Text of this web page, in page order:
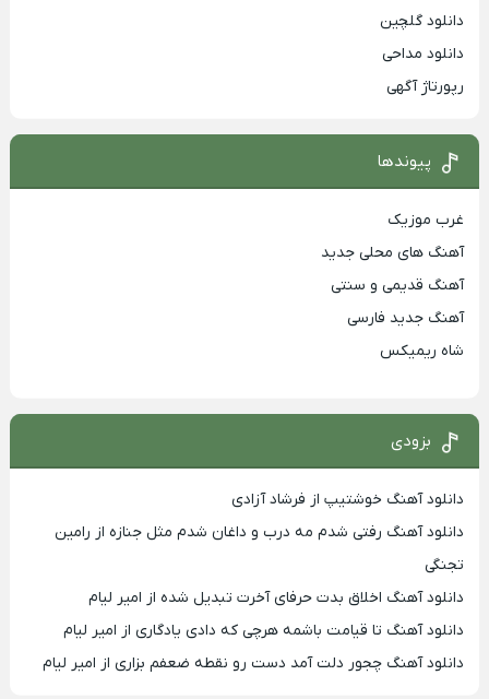
دانلود گلچین
دانلود مداحی
رپورتاژ آگهی
پیوندها
غرب موزیک
آهنگ های محلی جدید
آهنگ قدیمی و سنتی
آهنگ جدید فارسی
شاه ریمیکس
بزودی
دانلود آهنگ خوشتیپ از فرشاد آزادی
دانلود آهنگ رفتی شدم مه درب و داغان شدم مثل جنازه از رامین
تجنگی
دانلود آهنگ اخلاق بدت حرفای آخرت تبدیل شده از امیر لیام
دانلود آهنگ تا قیامت باشمه هرچی که دادی یادگاری از امیر لیام
دانلود آهنگ چجور دلت آمد دست رو نقطه ضعفم بزاری از امیر لیام